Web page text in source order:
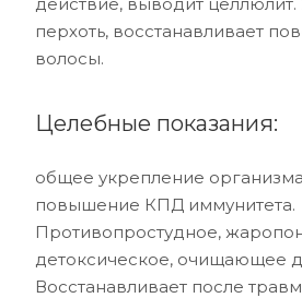
перхоть, восстанавливает
волосы.
Целебные показания:
общее укрепление
повышение КПД иммунитета.
Противопростудное,
детоксическое, очищающее
Восстанавливает после